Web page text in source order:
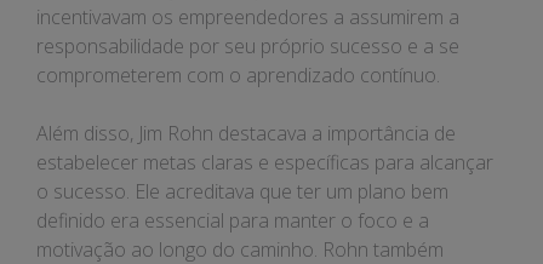
incentivavam os empreendedores a assumirem a
responsabilidade por seu próprio sucesso e a se
comprometerem com o aprendizado contínuo.
Além disso, Jim Rohn destacava a importância de
estabelecer metas claras e específicas para alcançar
o sucesso. Ele acreditava que ter um plano bem
definido era essencial para manter o foco e a
motivação ao longo do caminho. Rohn também